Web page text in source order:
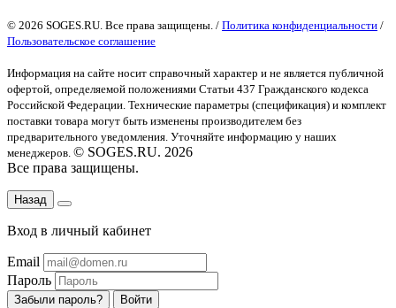
© 2026 SOGES.RU. Все права защищены. / Политика конфиденциальности /
Пользовательское соглашение
Информация на сайте носит справочный характер и не является публичной
офертой, определяемой положениями Статьи 437 Гражданского кодекса
Российской Федерации. Технические параметры (спецификация) и комплект
поставки товара могут быть изменены производителем без
предварительного уведомления. Уточняйте информацию у наших
менеджеров. © SOGES.RU. 2026
Все права защищены.
Назад
Вход в личный кабинет
Email
Пароль
Забыли пароль?
Войти